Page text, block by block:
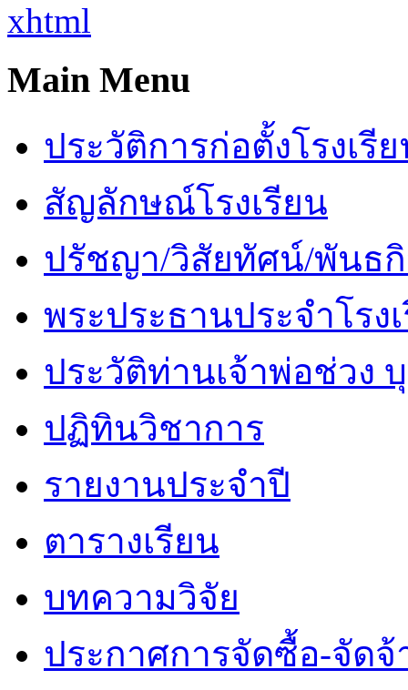
xhtml
Main Menu
ประวัติการก่อตั้งโรงเรี
สัญลักษณ์โรงเรียน
ปรัชญา/วิสัยทัศน์/พันธ
พระประธานประจำโรง
ประวัติท่านเจ้าพ่อช่วง
ปฏิทินวิชาการ
รายงานประจำปี
ตารางเรียน
บทความวิจัย
ประกาศการจัดซื้อ-จัดจ้